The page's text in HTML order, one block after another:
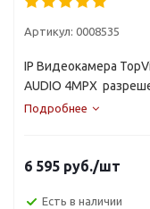
Артикул: 0008535
IP Видеокамера
AUDIO 4MPX
Подробнее
6 595 руб./шт
Есть в наличии